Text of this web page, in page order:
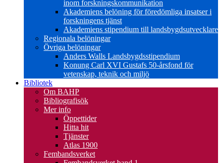
inom forskningskommunikation
Akademiens belöning för föredömliga insatser i
forskningens tjänst
Akademiens stipendium till landsbygdsutvecklare
Regionala belöningar
Övriga belöningar
Anders Walls Landsbygdsstipendium
Konung Carl XVI Gustafs 50-årsfond för
vetenskap, teknik och miljö
Bibliotek
Om BAHP
Bibliografisök
Mer info
Öppettider
Hitta hit
Tjänster
Atlas 1900
Fembandsverket